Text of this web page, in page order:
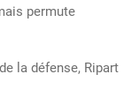
permute
la défense, Ripart